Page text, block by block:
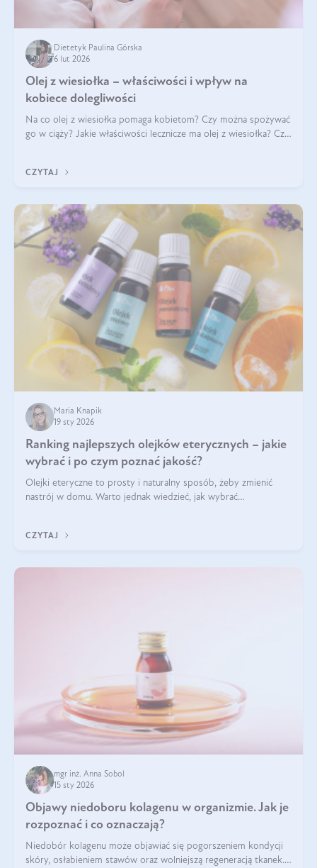
Dietetyk Paulina Górska
6 lut 2026
Olej z wiesiołka – właściwości i wpływ na
kobiece dolegliwości
Na co olej z wiesiołka pomaga kobietom? Czy można spożywać
go w ciąży? Jakie właściwości lecznicze ma olej z wiesiołka? Czy
CZYTAJ
Maria Knapik
19 sty 2026
Ranking najlepszych olejków eterycznych – jakie
wybrać i po czym poznać jakość?
Olejki eteryczne to prosty i naturalny sposób, żeby zmienić
nastrój w domu. Warto jednak wiedzieć, jak wybrać
kryteria wyboru!
CZYTAJ
mgr inż. Anna Sobol
15 sty 2026
Objawy niedoboru kolagenu w organizmie. Jak je
rozpoznać i co oznaczają?
Niedobór kolagenu może objawiać się pogorszeniem kondycji
skóry, osłabieniem stawów oraz wolniejszą regeneracją tkanek.